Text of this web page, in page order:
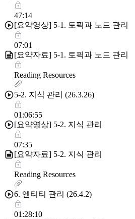
47:14
[요약영상] 5-1. 토픽과 노드 관리
07:01
[요약자료] 5-1. 토픽과 노드 관리
Reading Resources
5-2. 지식 관리 (26.3.26)
01:06:55
[요약영상] 5-2. 지식 관리
07:35
[요약자료] 5-2. 지식 관리
Reading Resources
6. 엔티티 관리 (26.4.2)
01:28:10